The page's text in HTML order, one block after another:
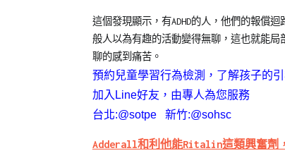
這個發現顯示，有ADHD的人，他們的報償
般人以為有趣的活動變得無聊，這也就能局
聊的感到痛苦。
預約兒童學習行為檢測，了解孩子的
加入Line好友，由專人為您服務
台北:@sotpe 新竹:@sohsc
Adderall和利他能Ritalin這類興奮劑